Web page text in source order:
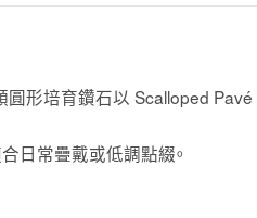
形培育鑽石以 Scalloped Pavé
日常疊戴或低調點綴。